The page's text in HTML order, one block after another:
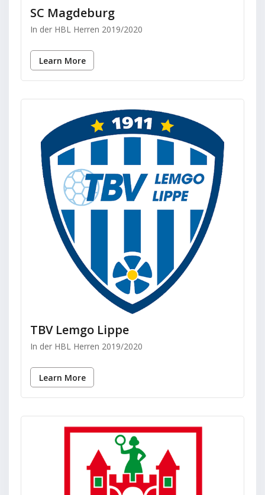
SC Magdeburg
In der HBL Herren 2019/2020
Learn More
TBV Lemgo Lippe
In der HBL Herren 2019/2020
Learn More